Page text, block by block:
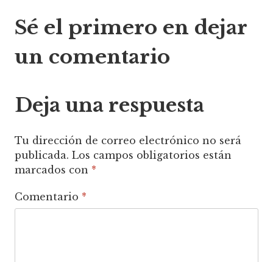
de
Sé el primero en dejar
un comentario
Deja una respuesta
Tu dirección de correo electrónico no será
publicada. Los campos obligatorios están
marcados con *
Comentario *